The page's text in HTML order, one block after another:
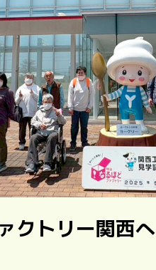
クトリー関西へ